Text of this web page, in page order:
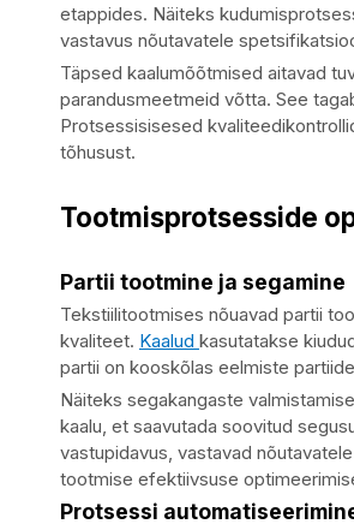
etappides. Näiteks
vastavus nõutavatele
Täpsed kaalumõõtmised aitavad
parandusmeetmeid võtta. See
Protsessisisesed
tõhusust.
Tootmisprotsesside
Partii tootmine ja segamine
Tekstiilitootmises nõuavad partii
kvaliteet. Kaalud kasutatakse
partii on kooskõlas eelmiste
Näiteks segakangaste
kaalu, et saavutada soovitud
vastupidavus, vastavad
tootmise efektiivsuse
Protsessi